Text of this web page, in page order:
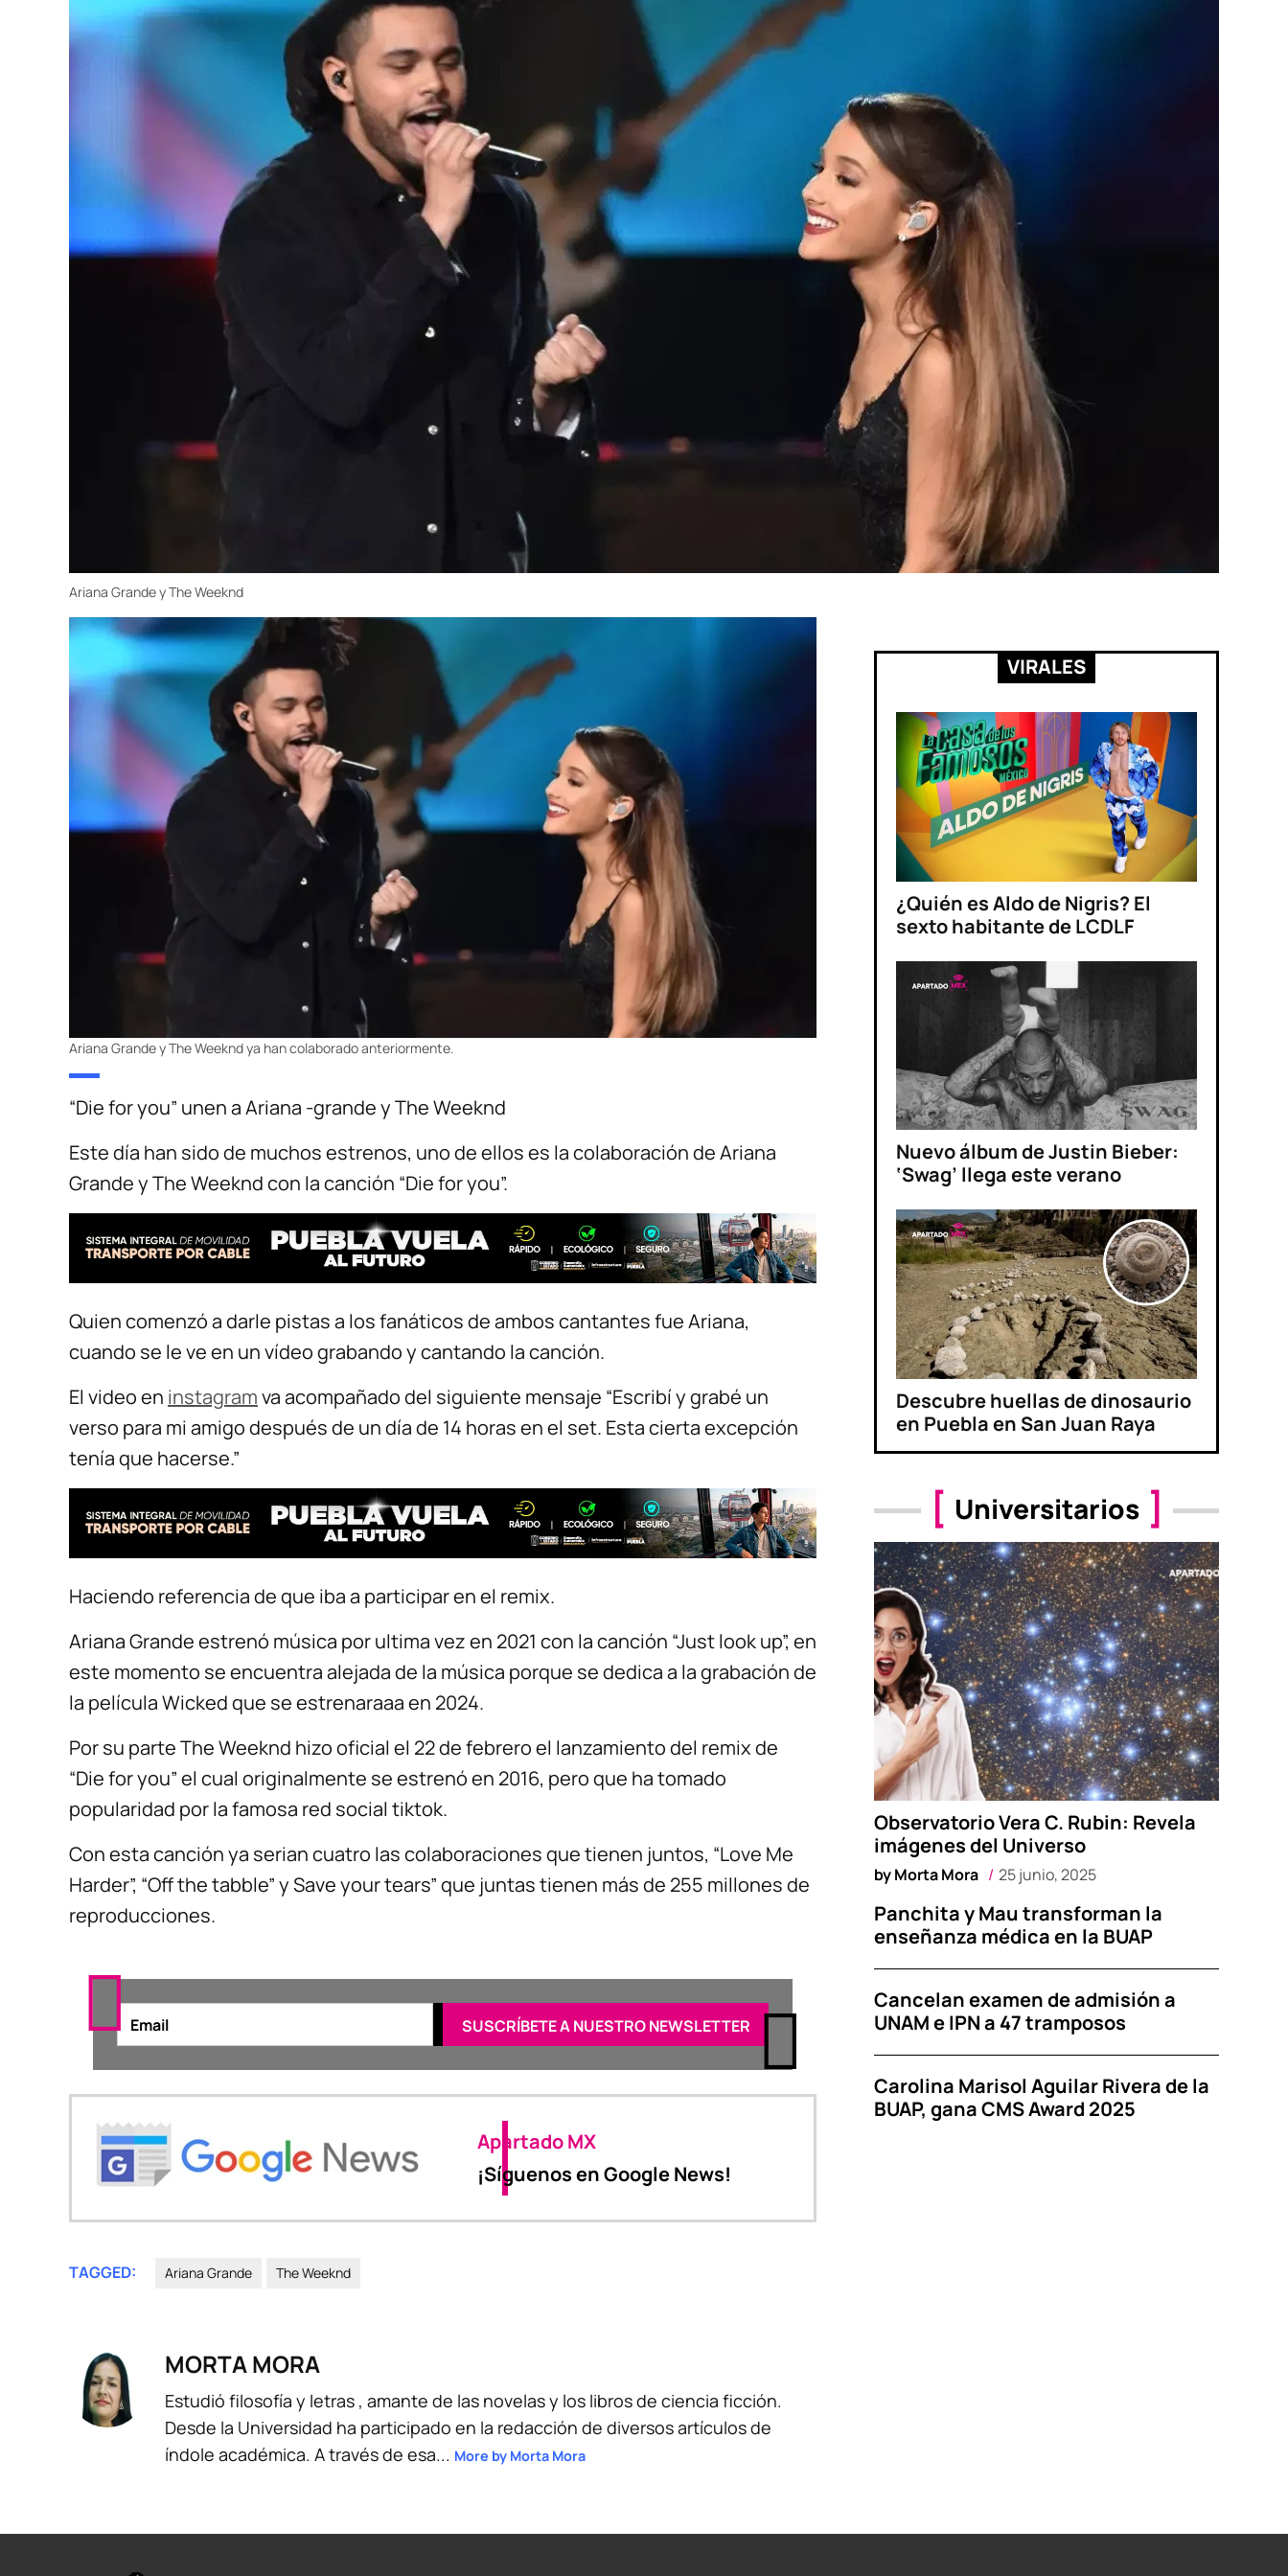
Ariana Grande y The Weeknd
Ariana Grande y The Weeknd ya han colaborado anteriormente.
“Die for you” unen a Ariana -grande y The Weeknd
Este día han sido de muchos estrenos, uno de ellos es la colaboración de Ariana
Grande y The Weeknd con la canción “Die for you”.
Quien comenzó a darle pistas a los fanáticos de ambos cantantes fue Ariana,
cuando se le ve en un vídeo grabando y cantando la canción.
El video en instagramva acompañado del siguiente mensaje “Escribí y grabé un
verso para mi amigo después de un día de 14 horas en el set. Esta cierta excepción
tenía que hacerse.”
Haciendo referencia de que iba a participar en el remix.
Ariana Grande estrenó música por ultima vez en 2021 con la canción “Just look up”, en
este momento se encuentra alejada de la música porque se dedica a la grabación de
la película Wicked que se estrenaraaa en 2024.
Por su parte The Weeknd hizo oficial el 22 de febrero el lanzamiento del remix de
“Die for you” el cual originalmente se estrenó en 2016, pero que ha tomado
popularidad por la famosa red social tiktok.
Con esta canción ya serian cuatro las colaboraciones que tienen juntos, “Love Me
Harder”, “Off the tabble” y Save your tears” que juntas tienen más de 255 millones de
reproducciones.
Apartado MX
¡Síguenos en Google News!
TAGGED: Ariana Grande The Weeknd
MORTA MORA
Estudió filosofía y letras , amante de las novelas y los libros de ciencia ficción.
Desde la Universidad ha participado en la redacción de diversos artículos de
índole académica. A través de esa... More by Morta Mora
VIRALES
¿Quién es Aldo de Nigris? El
sexto habitante de LCDLF
Nuevo álbum de Justin Bieber:
‘Swag’ llega este verano
Descubre huellas de dinosaurio
en Puebla en San Juan Raya
Universitarios
Observatorio Vera C. Rubin: Revela
imágenes del Universo
byMorta Mora 25 junio, 2025
Panchita y Mau transforman la
enseñanza médica en la BUAP
Cancelan examen de admisión a
UNAM e IPN a 47 tramposos
Carolina Marisol Aguilar Rivera de la
BUAP, gana CMS Award 2025